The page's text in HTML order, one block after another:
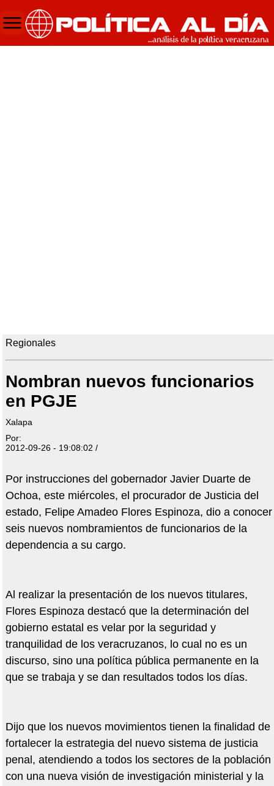
Regionales
Nombran nuevos funcionarios
en PGJE
Xalapa
Por:
2012-09-26 - 19:08:02 /
Por instrucciones del gobernador Javier Duarte de
Ochoa, este miércoles, el procurador de Justicia del
estado, Felipe Amadeo Flores Espinoza, dio a conocer
seis nuevos nombramientos de funcionarios de la
dependencia a su cargo.
Al realizar la presentación de los nuevos titulares,
Flores Espinoza destacó que la determinación del
gobierno estatal es velar por la seguridad y
tranquilidad de los veracruzanos, lo cual no es un
discurso, sino una política pública permanente en la
que se trabaja y se dan resultados todos los días.
Dijo que los nuevos movimientos tienen la finalidad de
fortalecer la estrategia del nuevo sistema de justicia
penal, atendiendo a todos los sectores de la población
con una nueva visión de investigación ministerial y la